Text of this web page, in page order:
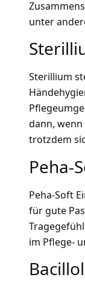
unter
Sterillium
dann,
trotzdem
Peha-
Peha-Soft
für gute
im Pflege-
Bacillol